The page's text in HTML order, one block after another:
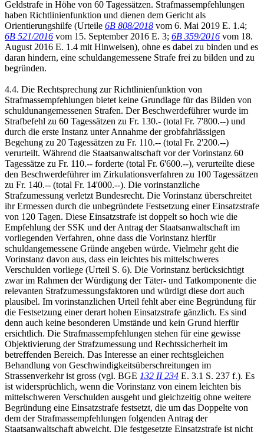
Geldstrafe in Höhe von 60 Tagessätzen. Strafmassempfehlungen
haben Richtlinienfunktion und dienen dem Gericht als
Orientierungshilfe (Urteile 6B 808/2018 vom 6. Mai 2019 E. 1.4;
6B 521/2016 vom 15. September 2016 E. 3; 6B 359/2016 vom 18.
August 2016 E. 1.4 mit Hinweisen), ohne es dabei zu binden und es
daran hindern, eine schuldangemessene Strafe frei zu bilden und zu
begründen.
4.4. Die Rechtsprechung zur Richtlinienfunktion von
Strafmassempfehlungen bietet keine Grundlage für das Bilden von
schuldunangemessenen Strafen. Der Beschwerdeführer wurde im
Strafbefehl zu 60 Tagessätzen zu Fr. 130.- (total Fr. 7'800.--) und
durch die erste Instanz unter Annahme der grobfahrlässigen
Begehung zu 20 Tagessätzen zu Fr. 110.-- (total Fr. 2'200.--)
verurteilt. Während die Staatsanwaltschaft vor der Vorinstanz 60
Tagessätze zu Fr. 110.-- forderte (total Fr. 6'600.--), verurteilte diese
den Beschwerdeführer im Zirkulationsverfahren zu 100 Tagessätzen
zu Fr. 140.-- (total Fr. 14'000.--). Die vorinstanzliche
Strafzumessung verletzt Bundesrecht. Die Vorinstanz überschreitet
ihr Ermessen durch die unbegründete Festsetzung einer Einsatzstrafe
von 120 Tagen. Diese Einsatzstrafe ist doppelt so hoch wie die
Empfehlung der SSK und der Antrag der Staatsanwaltschaft im
vorliegenden Verfahren, ohne dass die Vorinstanz hierfür
schuldangemessene Gründe angeben würde. Vielmehr geht die
Vorinstanz davon aus, dass ein leichtes bis mittelschweres
Verschulden vorliege (Urteil S. 6). Die Vorinstanz berücksichtigt
zwar im Rahmen der Würdigung der Täter- und Tatkomponente die
relevanten Strafzumessungsfaktoren und würdigt diese dort auch
plausibel. Im vorinstanzlichen Urteil fehlt aber eine Begründung für
die Festsetzung einer derart hohen Einsatzstrafe gänzlich. Es sind
denn auch keine besonderen Umstände und kein Grund hierfür
ersichtlich. Die Strafmassempfehlungen stehen für eine gewisse
Objektivierung der Strafzumessung und Rechtssicherheit im
betreffenden Bereich. Das Interesse an einer rechtsgleichen
Behandlung von Geschwindigkeitsüberschreitungen im
Strassenverkehr ist gross (vgl. BGE 132 II 234 E. 3.1 S. 237 f.). Es
ist widersprüchlich, wenn die Vorinstanz von einem leichten bis
mittelschweren Verschulden ausgeht und gleichzeitig ohne weitere
Begründung eine Einsatzstrafe festsetzt, die um das Doppelte von
dem der Strafmassempfehlungen folgenden Antrag der
Staatsanwaltschaft abweicht. Die festgesetzte Einsatzstrafe ist nicht